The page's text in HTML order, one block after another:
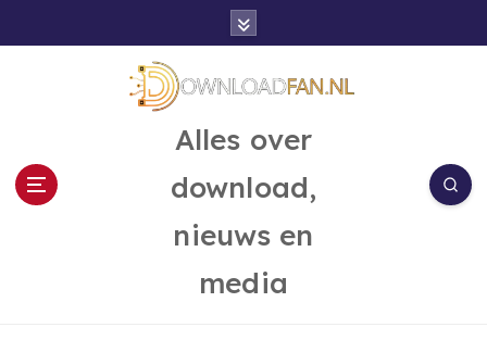
Alles over
download,
nieuws en
media